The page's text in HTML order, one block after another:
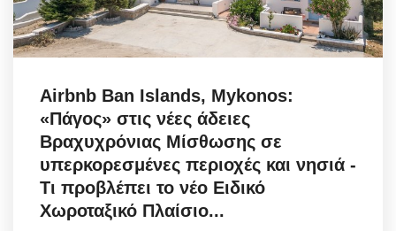
Aegean Islands
Cost Of Living Crisis
Opinion + Analysis
L’Art des Sens
Airbnb Ban Islands, Mykonos:
«Πάγος» στις νέες άδειες
Βραχυχρόνιας Μίσθωσης σε
υπερκορεσμένες περιοχές και νησιά -
Τι προβλέπει το νέο Ειδικό
Χωροταξικό Πλαίσιο...